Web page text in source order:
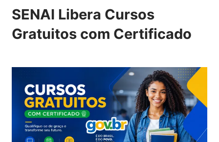
SENAI Libera Cursos
Gratuitos com Certificado